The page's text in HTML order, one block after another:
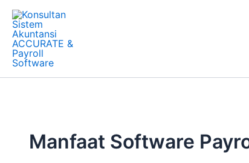
Skip
content
Manfaat Software